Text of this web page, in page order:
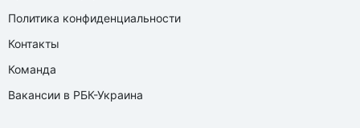
Политика конфиденциальности
Контакты
Команда
Вакансии в РБК-Украина